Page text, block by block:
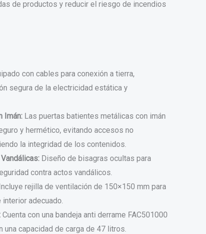
de productos y reducir el riesgo de incendios
con cables para conexión a tierra,
segura de la electricidad estática y
Imán: Las puertas batientes metálicas con imán
y hermético, evitando accesos no
la integridad de los contenidos.
Diseño de bisagras ocultas para
contra actos vandálicos.
rejilla de ventilación de 150×150 mm para
adecuado.
Cuenta con una bandeja anti derrame FAC501000
una capacidad de carga de 47 litros.